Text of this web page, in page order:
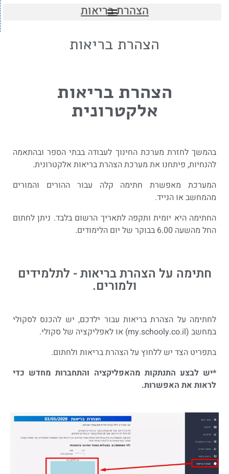
הצהרת בריאות
הצהרת בריאות
הצהרת בריאות
אלקטרונית
בהמשך לחזרת מערכת החינוך לעבודה בבתי הספר ובהתאמה
להנחיות, פיתחנו את מערכת הצהרת בריאות אלקטרונית.
המערכת מאפשרת חתימה קלה עבור ההורים והמורים
מהמחשב או הנייד.
החתימה היא יומית ותקפה לתאריך הרשום בלבד. ניתן לחתום
החל מהשעה 6.00 בבוקר של יום הלימודים.
חתימה על הצהרת בריאות - לתלמידים
ולמורים.
לחתימה על הצהרת בריאות עבור ילדכם, יש להכנס לסקולי
במחשב (my.schooly.co.il) או לאפליקציה של סקולי.
בתפריט הצד יש ללחוץ על הצהרת בריאות ולחתום.
*יש לבצע התנתקות מהאפליקציה והתחברות מחדש כדי
לראות את האפשרות.